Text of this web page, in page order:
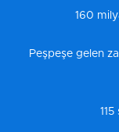
160
Peşpeşe gelen